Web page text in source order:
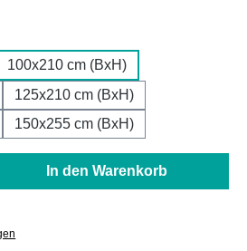
100x210 cm (BxH)
125x210 cm (BxH)
150x255 cm (BxH)
Gib den gewünschten
In den Warenkorb